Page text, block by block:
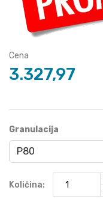
Cena
3.327,97
Granulacija
Količina: